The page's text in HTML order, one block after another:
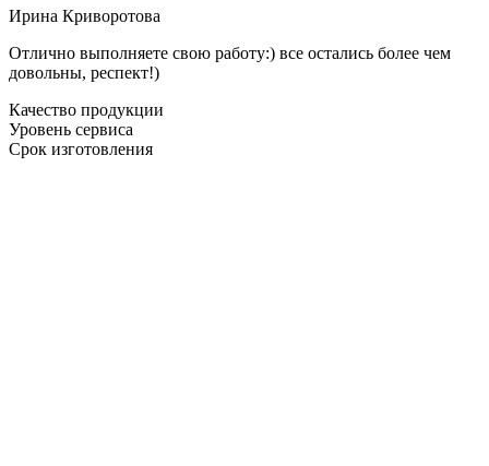
Ирина Криворотова
Отлично выполняете свою работу:) все остались более чем
довольны, респект!)
Качество продукции
Уровень сервиса
Срок изготовления